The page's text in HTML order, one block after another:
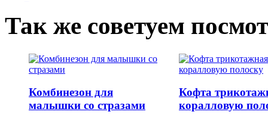
Так же советуем
Комбинезон для
малышки со стразами
Кофта
коралловую